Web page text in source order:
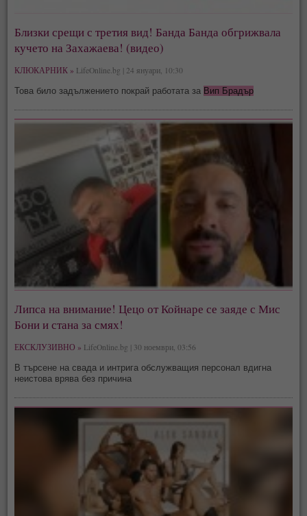
Близки срещи с третия вид! Банда Банда обгрижвала
кучето на Захажаева! (видео)
КЛЮКАРНИК » LifeOnline.bg | 24 януари, 10:30
Това било задължението покрай работата за Вип Брадър
Липса на внимание! Цецо от Койнаре се заяде с Мис
Бони и стана за смях!
ЕКСКЛУЗИВНО » LifeOnline.bg | 30 ноември, 03:56
В търсене на свада и интрига обслужващия персонал вдигна
неистова врява без причина